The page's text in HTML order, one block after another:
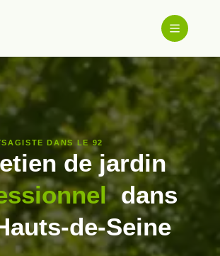
DANS LE 92
de jardin
dans
de-Seine